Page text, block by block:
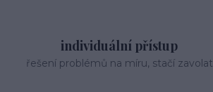
individuální přístup
řešení problémů na míru, stačí zavolat